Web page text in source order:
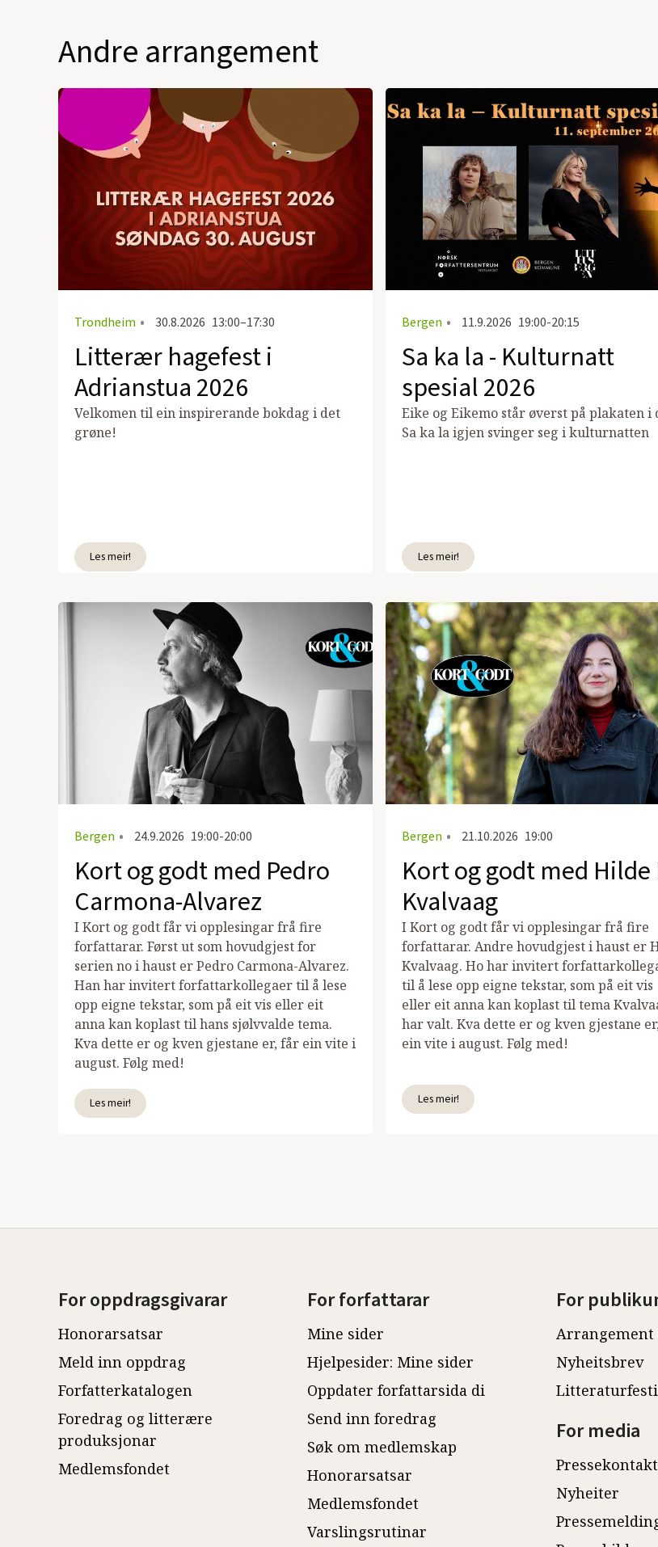
Andre arrangement
Trondheim • 30.8.2026 13:00–17:30
Litterær hagefest i
Adrianstua 2026
Velkomen til ein inspirerande bokdag i det
grøne!
Les meir!
Bergen • 11.9.2026 19:00-20:15
Sa ka la - Kulturnatt
spesial 2026
Eike og Eikemo står øverst på plakaten i
Sa ka la igjen svinger seg i kulturnatten
Les meir!
Bergen • 24.9.2026 19:00-20:00
Kort og godt med Pedro
Carmona-Alvarez
I Kort og godt får vi opplesingar frå fire
forfattarar. Først ut som hovudgjest for
serien no i haust er Pedro Carmona-Alvarez.
Han har invitert forfattarkollegaer til å lese
opp eigne tekstar, som på eit vis eller eit
anna kan koplast til hans sjølvvalde tema.
Kva dette er og kven gjestane er, får ein vite i
august. Følg med!
Les meir!
Bergen • 21.10.2026 19:00
Kort og godt med Hilde
Kvalvaag
I Kort og godt får vi opplesingar frå fire
forfattarar. Andre hovudgjest i haust er
Kvalvaag. Ho har invitert
til å lese opp eigne tekstar, som på eit vis
eller eit anna kan koplast til tema
har valt. Kva dette er og kven gjestane
ein vite i august. Følg med!
Les meir!
For oppdragsgivarar
Honorarsatsar
Meld inn oppdrag
Forfatterkatalogen
Foredrag og litterære
produksjonar
Medlemsfondet
For forfattarar
Mine sider
Hjelpesider: Mine sider
Oppdater forfattarsida di
Send inn foredrag
Søk om medlemskap
Honorarsatsar
Medlemsfondet
Varslingsrutinar
For
Nyheitsbrev
For media
Nyheiter